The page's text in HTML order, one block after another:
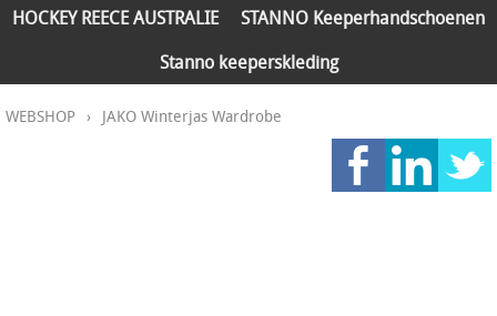
JAKO Running 2026
JAKO TEAMLINES 2026
PARTNERS
Klantengroepen
CONTACT
HOCKEY REECE AUSTRALIE
STANNO Keeperhandschoenen
Stanno keeperskleding
WEBSHOP › JAKO Winterjas Wardrobe